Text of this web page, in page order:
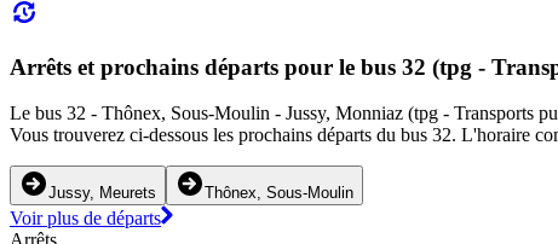
Arrêts et prochains départs pour le bus 32 (tpg -
Le bus 32 - Thônex, Sous-Moulin - Jussy, Monniaz (tpg - Transports
Vous trouverez ci-dessous les prochains départs du bus 32. L'horaire
Jussy, Meurets Thônex, Sous-Moulin
Voir plus de départs